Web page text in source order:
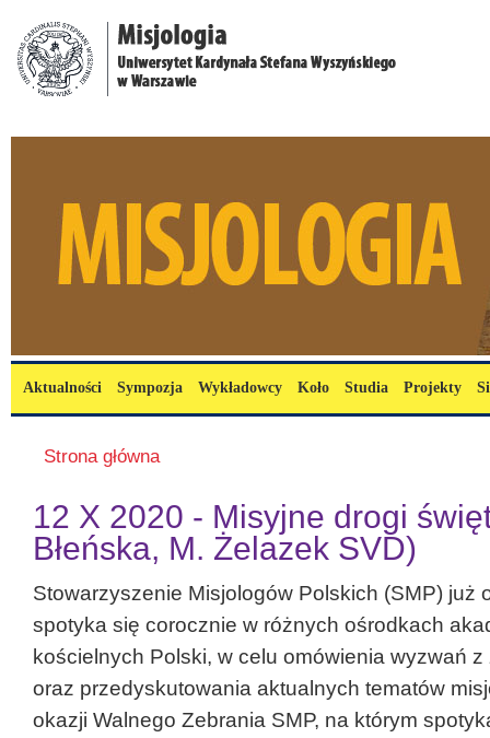
Menu główne
Aktualności Sympozja Wykładowcy Koło Studia Projekty
Jesteś tutaj
Strona główna
12 X 2020 - Misyjne drogi
Błeńska, M. Żelazek SVD)
Stowarzyszenie Misjologów Polskich (SMP) już
spotyka się corocznie w różnych ośrodkach
kościelnych Polski, w celu omówienia wyzwań
oraz przedyskutowania aktualnych tematów
okazji Walnego Zebrania SMP, na którym